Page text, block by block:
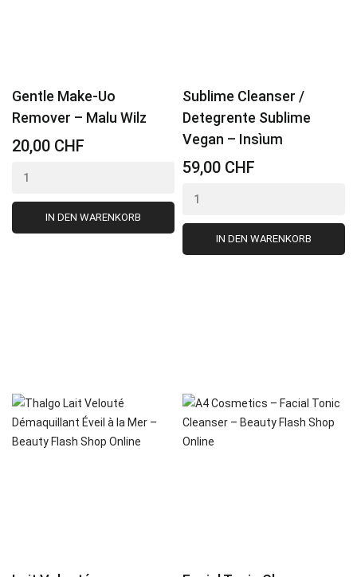
Gentle Make-Uo
Remover – Malu Wilz
20,00 CHF
IN DEN WARENKORB
Sublime Cleanser /
Detegrente Sublime
Vegan – Insìum
59,00 CHF
IN DEN WARENKORB